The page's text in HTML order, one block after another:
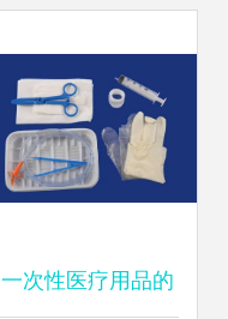
一次性医疗用品的